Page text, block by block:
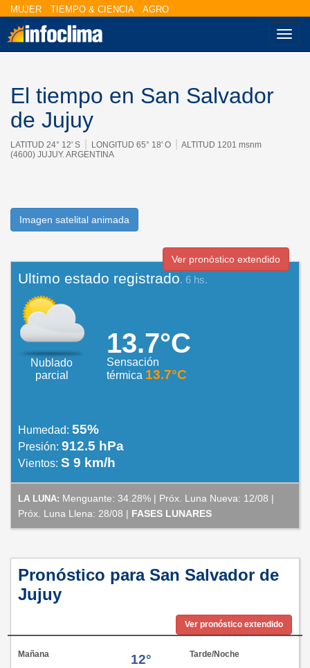
MUJER TIEMPO & CIENCIA AGRO
El tiempo en San Salvador
de Jujuy
LATITUD 24° 12' S LONGITUD 65° 18' O
ALTITUD 1201 msnm
(4600) JUJUY. ARGENTINA
Imagen satelital animada
Ver pronóstico extendido
Ultimo estado registrado. 6 hs.
Nublado
parcial
13.7°C
Sensación
térmica 13.7°C
Humedad: 55%
Presión: 912.5 hPa
Vientos: S 9 km/h
LA LUNA: Menguante: 34.28% | Próx. Luna Nueva: 12/08 |
Próx. Luna Llena: 28/08 | FASES LUNARES
Pronóstico para San Salvador de
Jujuy
Ver pronóstico extendido
Mañana
12°
Tarde/Noche